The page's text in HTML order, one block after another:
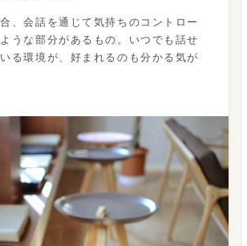
、会話を通じて気持ちのコントロー
うな部分があるもの。いつでも話せ
る環境が、好まれるのも分かる気が